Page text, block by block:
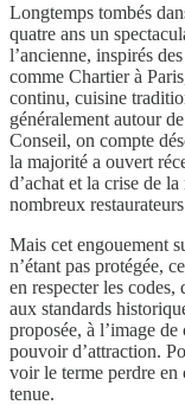
Longtemps tombés
quatre ans un
l’ancienne, inspirés
comme Chartier à
continu, cuisine
généralement autour
Conseil, on compte
la majorité a ouvert
d’achat et la crise de
nombreux
Mais cet engouement
n’étant pas protégée,
en respecter les codes,
aux standards
proposée, à l’image
pouvoir d’attraction.
voir le terme perdre en
tenue.